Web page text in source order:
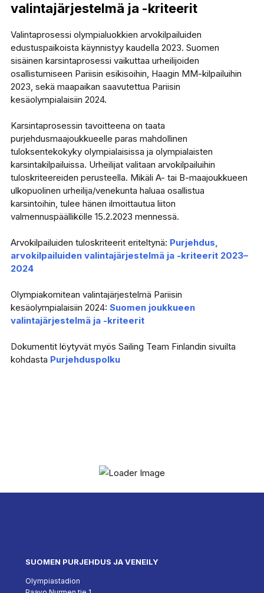
valintajärjestelmä ja -kriteerit
Valintaprosessi olympialuokkien arvokilpailuiden
edustuspaikoista käynnistyy kaudella 2023. Suomen
sisäinen karsintaprosessi vaikuttaa urheilijoiden
osallistumiseen Pariisin esikisoihin, Haagin MM-kilpailuihin
2023, sekä maapaikan saavutettua Pariisin
kesäolympialaisiin 2024.
Karsintaprosessin tavoitteena on taata
purjehdusmaajoukkueelle paras mahdollinen
tuloksentekokyky olympialaisissa ja olympialaisten
karsintakilpailuissa. Urheilijat valitaan arvokilpailuihin
tuloskriteereiden perusteella. Mikäli A- tai B-maajoukkueen
ulkopuolinen urheilija/venekunta haluaa osallistua
karsintoihin, tulee hänen ilmoittautua liiton
valmennuspäällikölle 15.2.2023 mennessä.
Arvokilpailuiden tuloskriteerit eriteltynä: Purjehdus,
arvokilpailuiden valintajärjestelmä ja -kriteerit 2023–
2024
Olympiakomitean valintajärjestelmä Pariisin
kesäolympialaisiin 2024: Suomen joukkueen
valintajärjestelmäja -kriteerit
Dokumentit löytyvät myös Sailing Team Finlandin sivuilta
kohdasta Purjehduspolku
SUOMEN PURJEHDUS JA VENEILY
Olympiastadion